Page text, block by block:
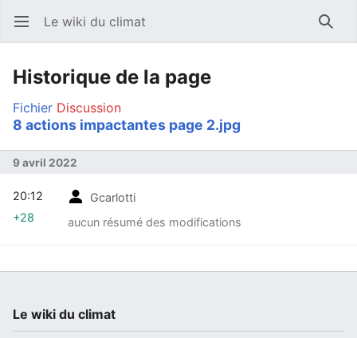
Ouvrir le menu principal Le wiki du climat
Historique de la page
Fichier Discussion
8 actions impactantes page 2.jpg
9 avril 2022
Gcarlotti
aucun résumé des modifications
20:12
+28
Le wiki du climat